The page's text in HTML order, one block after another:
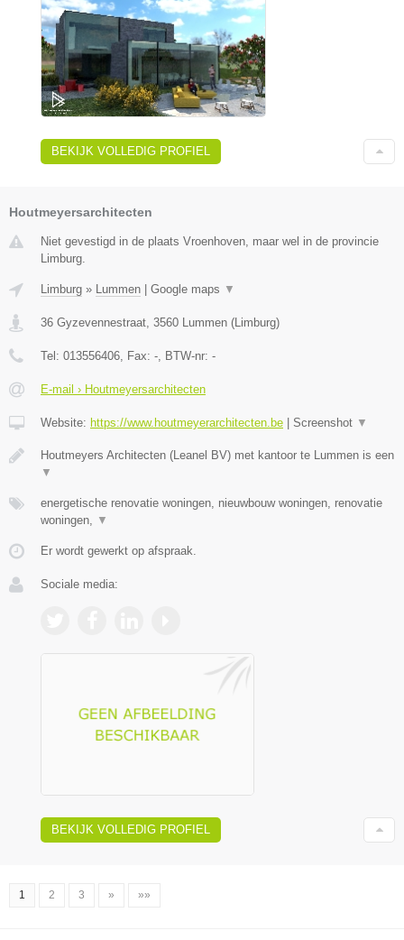
BEKIJK VOLLEDIG PROFIEL
Houtmeyersarchitecten
Niet gevestigd in de plaats Vroenhoven, maar wel in de provincie
Limburg.
Limburg » Lummen Google maps ▼
36 Gyzevennestraat 3560 Lummen ( Limburg)
Tel: 013556406 , Fax: - , BTW-nr: -
E-mail › Houtmeyersarchitecten
Website: https://www.houtmeyerarchitecten.be Screenshot ▼
Houtmeyers Architecten (Leanel BV) met kantoor te Lummen is een
▼
energetische renovatie woningen, nieuwbouw woningen, renovatie
woningen,
▼
Er wordt gewerkt op afspraak.
Sociale media:
BEKIJK VOLLEDIG PROFIEL
1 2 3 » »»